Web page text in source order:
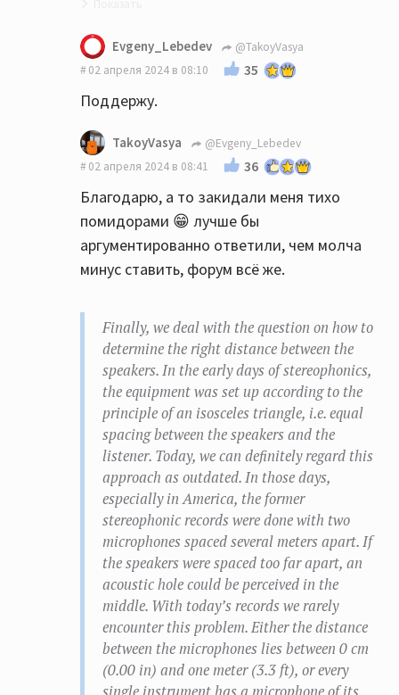
Точно😁
Evgeny_Lebedev
@TakoyVasya
02 апреля 2024 в 08:10
35
Поддержу.
TakoyVasya
@Evgeny_Lebedev
02 апреля 2024 в 08:41
36
Благодарю, а то закидали меня тихо
помидорами 😁 лучше бы
аргументированно ответили, чем молча
минус ставить, форум всё же.
Finally, we deal with the question on how to
determine the right distance between the
speakers. In the early days of stereophonics,
the equipment was set up according to the
principle of an isosceles triangle, i.e. equal
spacing between the speakers and the
listener. Today, we can definitely regard this
approach as outdated. In those days,
especially in America, the former
stereophonic records were done with two
microphones spaced several meters apart. If
the speakers were spaced too far apart, an
acoustic hole could be perceived in the
middle. With today’s records we rarely
encounter this problem. Either the distance
between the microphones lies between 0 cm
(0.00 in) and one meter (3.3 ft), or every